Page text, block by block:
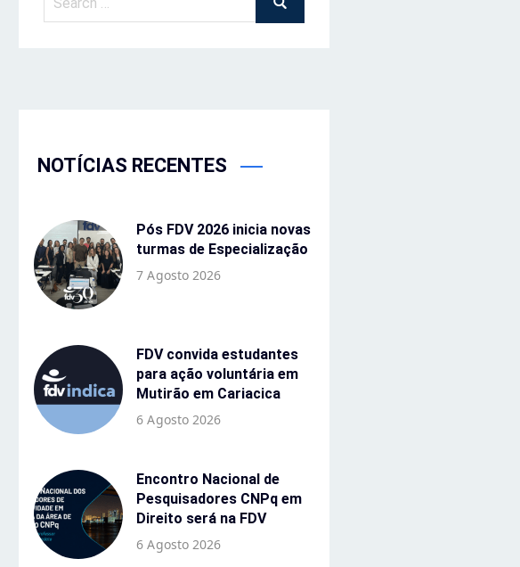
NOTÍCIAS RECENTES
Pós FDV 2026 inicia novas
turmas de Especialização
7 Agosto 2026
FDV convida estudantes
para ação voluntária em
Mutirão em Cariacica
6 Agosto 2026
Encontro Nacional de
Pesquisadores CNPq em
Direito será na FDV
6 Agosto 2026